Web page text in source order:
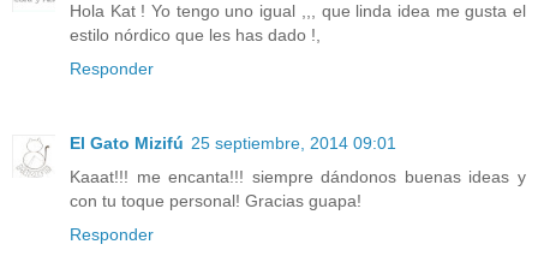
Hola Kat ! Yo tengo uno igual ,,, que linda idea me gusta el
estilo nórdico que les has dado !,
Responder
El Gato Mizifú 25 septiembre, 2014 09:01
Kaaat!!! me encanta!!! siempre dándonos buenas ideas y
con tu toque personal! Gracias guapa!
Responder